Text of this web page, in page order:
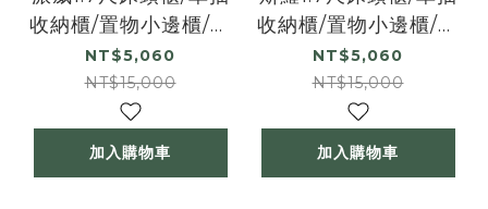
收納櫃/置物小邊櫃/小
茶几
NT$5,060
NT$15,000
加入購物車
收納櫃/置物小邊櫃/小
茶几
NT$5,060
NT$15,000
加入購物車